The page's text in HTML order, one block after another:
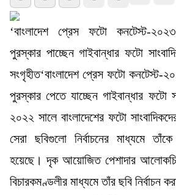
‘বাংলাদেশ প্রেস ফটো কনটেস্ট-
পুরস্কার পাচ্ছেন গাইবান্ধার ফটো
সংগৃহীত‘বাংলাদেশ প্রেস ফটো কনটেস্ট-
পুরস্কার পেতে যাচ্ছেন গাইবান্ধার ফটো
২০২২ সালে বাংলাদেশের ফটো
সেরা ছবিগুলো নির্বাচনের মাধ্যমে
হয়েছে। দৃক আয়োজিত পেশাদার
বিচারকমণ্ডলীর মাধ্যমে তাঁর ছবি নির্বাচন